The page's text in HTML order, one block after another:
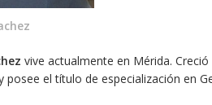
vive actualmente en Mérida.
el título de especialización en